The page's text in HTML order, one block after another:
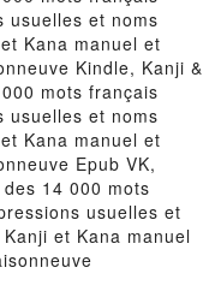
usuelles et noms
Kana manuel et
Kindle, Kanji &
mots français
usuelles et noms
Kana manuel et
Epub VK,
14 000 mots
usuelles et
et Kana manuel